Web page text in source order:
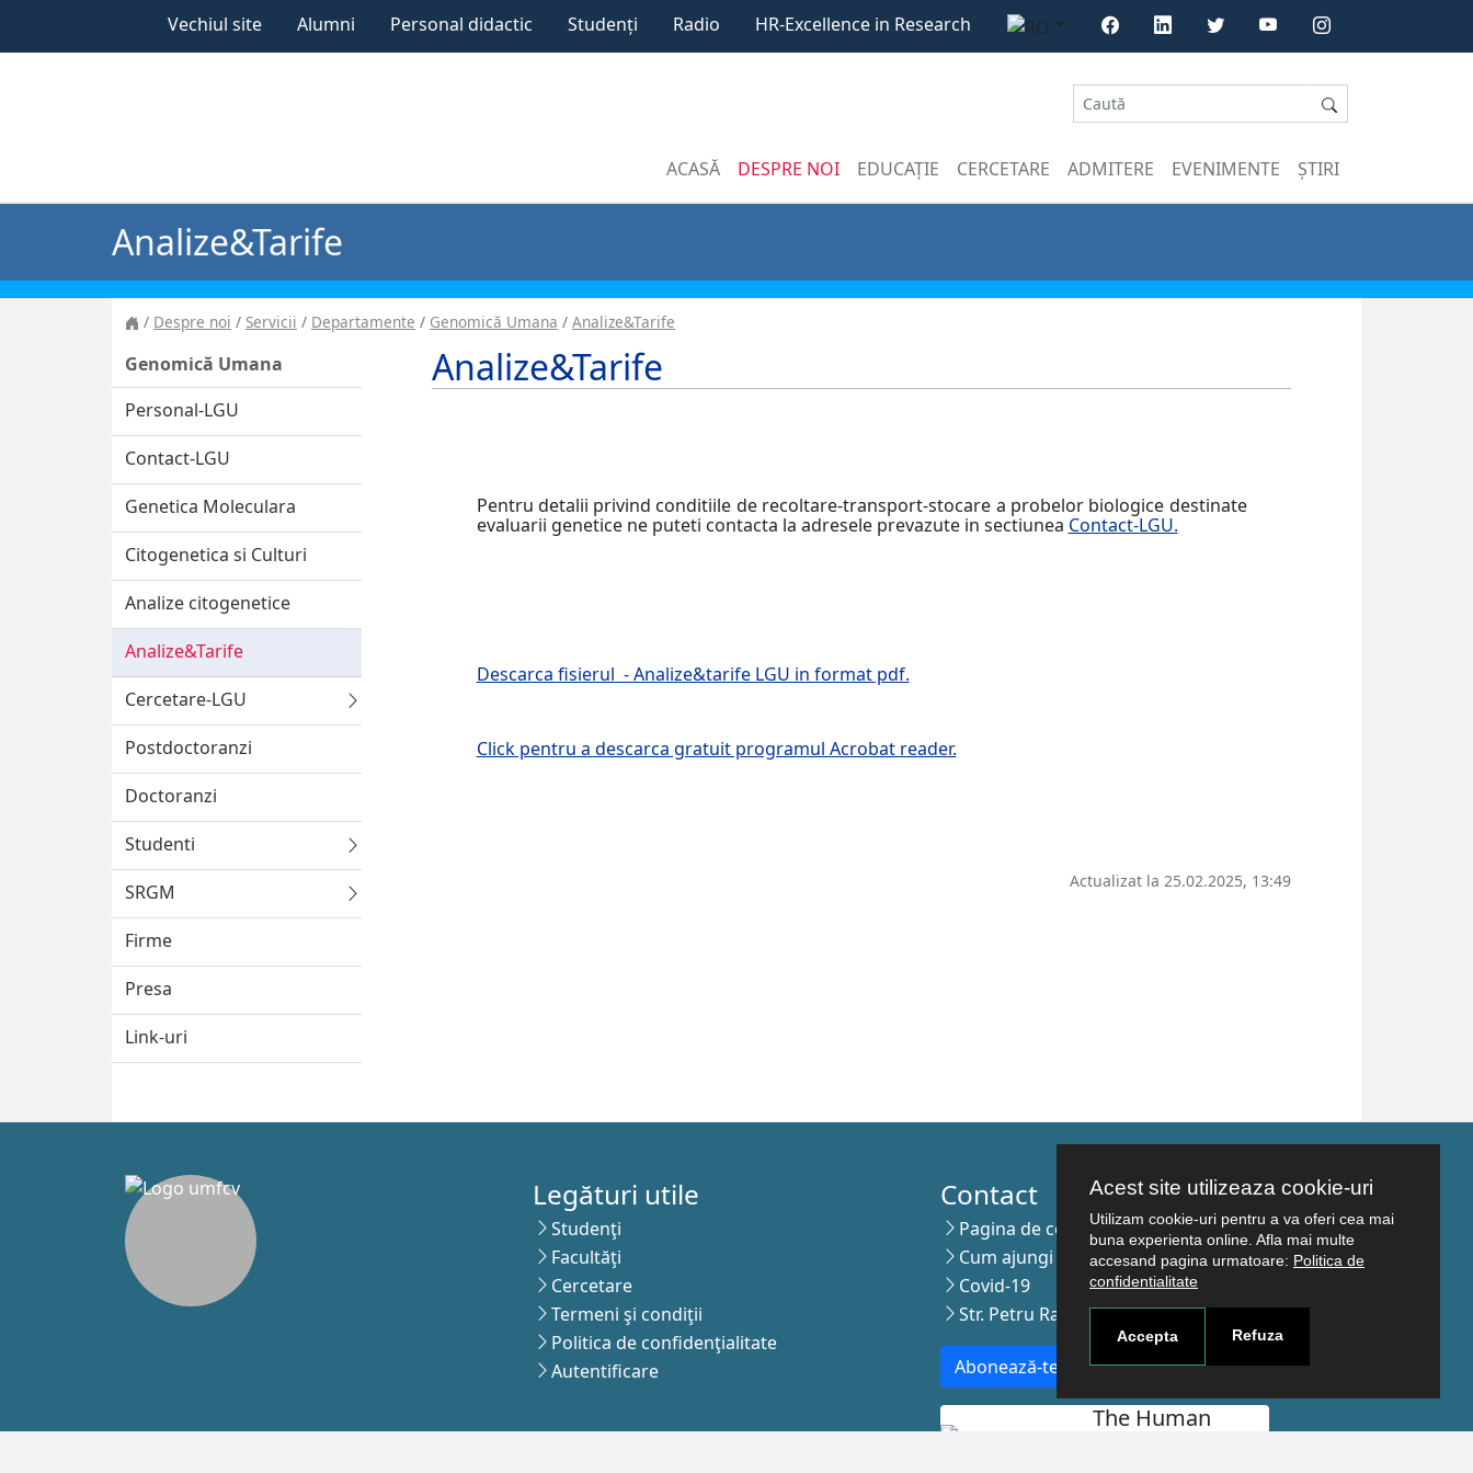
Acest site utilizeaza cookie-uri
Utilizam cookie-uri pentru a va oferi cea mai
buna experienta online. Afla mai multe
accesand pagina urmatoare: Politica de
confidentialitate
Accepta Refuza
Vechiul site Alumni Personal didactic Studenți Radio HR-Excellence in Research
ACASĂ DESPRE NOI EDUCAȚIE CERCETARE ADMITERE EVENIMENTE ȘTIRI
Analize&Tarife
Despre noi Servicii Departamente Genomică Umana Analize&Tarife
Genomică Umana
Personal-LGU
Contact-LGU
Genetica Moleculara
Citogenetica si Culturi
Analize citogenetice
Analize&Tarife
Cercetare-LGU
Postdoctoranzi
Doctoranzi
Studenti
SRGM
Firme
Presa
Link-uri
Analize&Tarife
Pentru detalii privind conditiile de recoltare-transport-stocare a probelor biologice destinate
evaluarii genetice ne puteti contacta la adresele prevazute in sectiunea Contact-LGU.
Descarca fisierul - Analize&tarife LGU in format pdf.
Click pentru a descarca gratuit programul Acrobat reader.
Actualizat la 25.02.2025, 13:49
Legături utile
Studenţi
Facultăţi
Cercetare
Termeni şi condiţii
Politica de confidenţialitate
Autentificare
Contact
Pagina de contact
Cum ajungi aici
Covid-19
Str. Petru Rareş nr.2, Craiova, 200349
Abonează-te la newsletter!
The Human